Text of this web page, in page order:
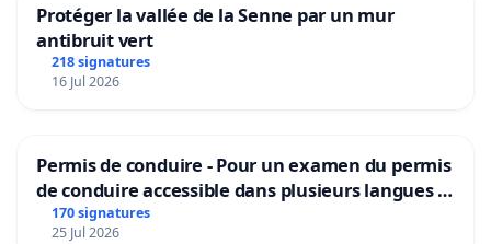
Protéger la vallée de la Senne par un mur
antibruit vert
218 signatures
16 Jul 2026
Permis de conduire - Pour un examen du permis
de conduire accessible dans plusieurs langues à
Bruxelles
170 signatures
25 Jul 2026